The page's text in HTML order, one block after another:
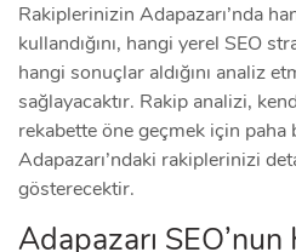
Rakiplerinizin Adapazarı’nda
kullandığını, hangi yerel SEO
hangi sonuçlar aldığını analiz
sağlayacaktır. Rakip analizi,
rekabette öne geçmek için
Adapazarı’ndaki rakiplerinizi
gösterecektir.
Adapazarı SEO’nun